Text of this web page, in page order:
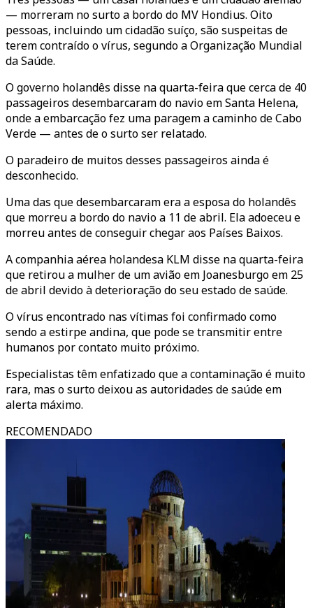
— morreram no surto a bordo do MV Hondius. Oito
pessoas, incluindo um cidadão suíço, são suspeitas de
terem contraído o vírus, segundo a Organização Mundial
da Saúde.
O governo holandês disse na quarta-feira que cerca de 40
passageiros desembarcaram do navio em Santa Helena,
onde a embarcação fez uma paragem a caminho de Cabo
Verde — antes de o surto ser relatado.
O paradeiro de muitos desses passageiros ainda é
desconhecido.
Uma das que desembarcaram era a esposa do holandês
que morreu a bordo do navio a 11 de abril. Ela adoeceu e
morreu antes de conseguir chegar aos Países Baixos.
A companhia aérea holandesa KLM disse na quarta-feira
que retirou a mulher de um avião em Joanesburgo em 25
de abril devido à deterioração do seu estado de saúde.
O vírus encontrado nas vítimas foi confirmado como
sendo a estirpe andina, que pode se transmitir entre
humanos por contato muito próximo.
Especialistas têm enfatizado que a contaminação é muito
rara, mas o surto deixou as autoridades de saúde em
alerta máximo.
RECOMENDADO